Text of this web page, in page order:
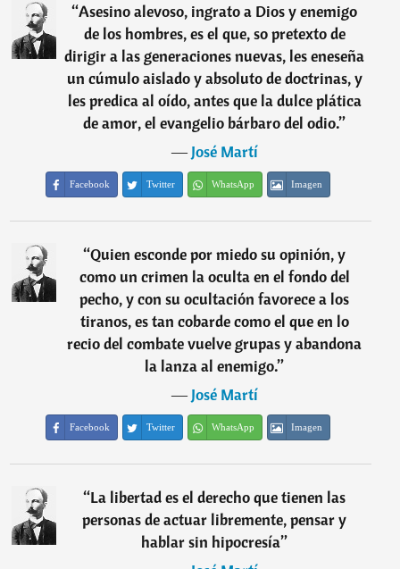
“Asesino alevoso, ingrato a Dios y enemigo
de los hombres, es el que, so pretexto de
dirigir a las generaciones nuevas, les eneseña
un cúmulo aislado y absoluto de doctrinas, y
les predica al oído, antes que la dulce plática
de amor, el evangelio bárbaro del odio.”
―José Martí
Facebook Twitter WhatsApp Imagen
“Quien esconde por miedo su opinión, y
como un crimen la oculta en el fondo del
pecho, y con su ocultación favorece a los
tiranos, es tan cobarde como el que en lo
recio del combate vuelve grupas y abandona
la lanza al enemigo.”
―José Martí
Facebook Twitter WhatsApp Imagen
“La libertad es el derecho que tienen las
personas de actuar libremente, pensar y
hablar sin hipocresía”